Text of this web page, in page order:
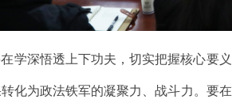
学深悟透上下功夫，切实把握核心要
化为政法铁军的凝聚力、战斗力。要